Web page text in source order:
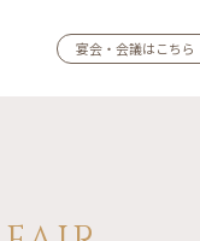
宴会・会議はこちら